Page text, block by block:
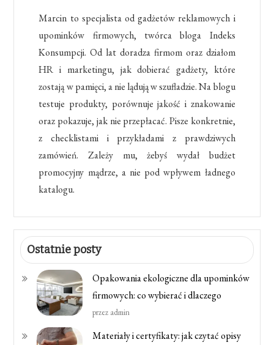
Marcin to specjalista od gadżetów reklamowych i
upominków firmowych, twórca bloga Indeks
Konsumpcji. Od lat doradza firmom oraz działom
HR i marketingu, jak dobierać gadżety, które
zostają w pamięci, a nie lądują w szufladzie. Na blogu
testuje produkty, porównuje jakość i znakowanie
oraz pokazuje, jak nie przepłacać. Pisze konkretnie,
z checklistami i przykładami z prawdziwych
zamówień. Zależy mu, żebyś wydał budżet
promocyjny mądrze, a nie pod wpływem ładnego
katalogu.
Ostatnie posty
Opakowania ekologiczne dla upominków
firmowych: co wybierać i dlaczego
przez admin
Materiały i certyfikaty: jak czytać opisy